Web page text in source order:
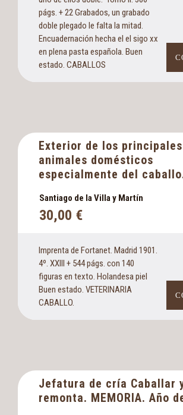
págs. + 22 Grabados, un grabado
doble plegado le falta la mitad.
Encuadernación hecha el el sigo xx
en plena pasta española. Buen
estado. CABALLOS
Exterior de los principales
animales domésticos
especialmente del
Santiago de la Villa y Martín
30,00 €
Imprenta de Fortanet. Madrid 1901.
4º. XXIII + 544 págs. con 140
figuras en texto. Holandesa piel
Buen estado. VETERINARIA
CABALLO.
Jefatura de cría Caballar
remonta. MEMORIA. Año